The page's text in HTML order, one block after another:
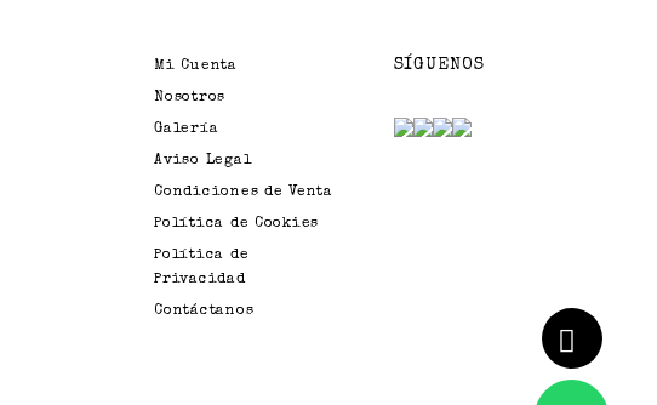
Mi Cuenta
Nosotros
Galería
Aviso Legal
Condiciones de Venta
Política de Cookies
Política de
Privacidad
Contáctanos
SÍGUENOS